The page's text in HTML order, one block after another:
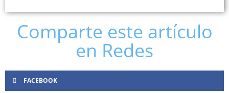
Comparte este artículo
en Redes
FACEBOOK